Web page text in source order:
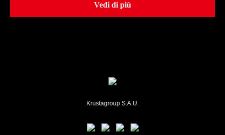
Vedi di più
Krustagroup S.A.U.